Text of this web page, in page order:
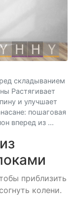
складыванием
Растягивает
и улучшает
пошаговая
вперед из ...
приблизить
колени.